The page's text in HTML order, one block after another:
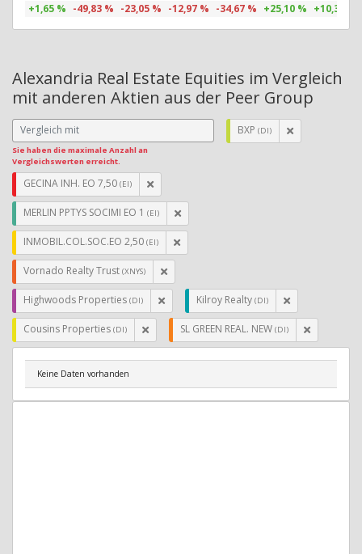
+1,65 % -49,83 % -23,05 % -12,97 % -34,67 % +25,10 % +10,30 %
Alexandria Real Estate Equities im Vergleich
mit anderen Aktien aus der Peer Group
Sie haben die maximale Anzahl an
Vergleichswerten erreicht.
BXP (DI)
GECINA INH. EO 7,50 (EI)
MERLIN PPTYS SOCIMI EO 1 (EI)
INMOBIL.COL.SOC.EO 2,50 (EI)
Vornado Realty Trust (XNYS)
Highwoods Properties (DI) Kilroy Realty (DI)
Cousins Properties (DI) SL GREEN REAL. NEW (DI)
Keine Daten vorhanden